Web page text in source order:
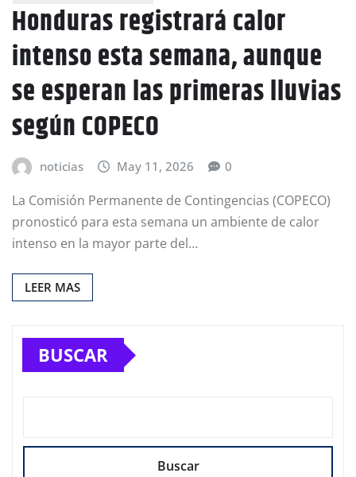
Honduras registrará calor
intenso esta semana, aunque
se esperan las primeras lluvias
según COPECO
noticias May 11, 2026 0
La Comisión Permanente de Contingencias (COPECO)
pronosticó para esta semana un ambiente de calor
intenso en la mayor parte del…
LEER MAS
BUSCAR
Buscar